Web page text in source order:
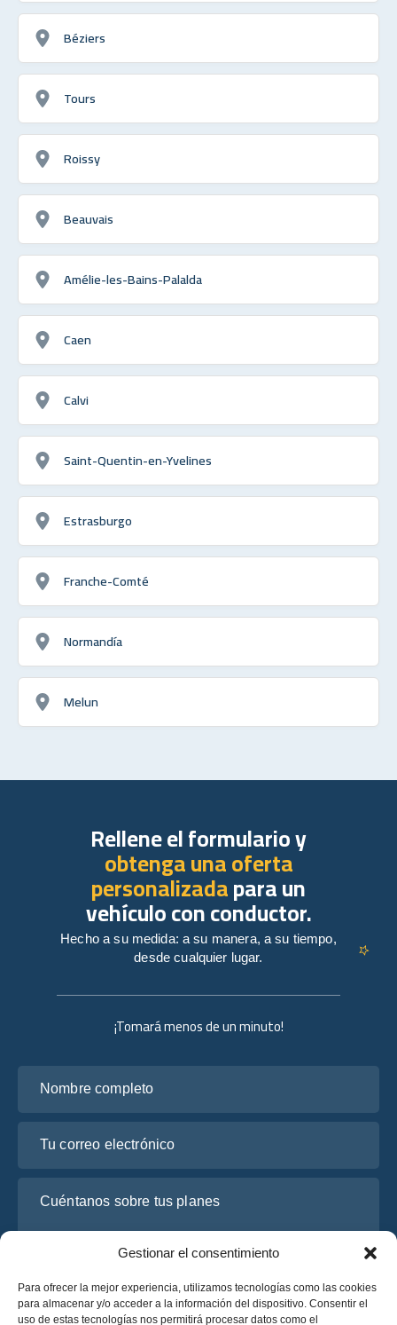
Gestionar el consentimiento
Para ofrecer la mejor experiencia, utilizamos tecnologías como las cookies
para almacenar y/o acceder a la información del dispositivo. Consentir el
uso de estas tecnologías nos permitirá procesar datos como el
Béziers
Tours
Roissy
Beauvais
Amélie-les-Bains-Palalda
Caen
Calvi
Saint-Quentin-en-Yvelines
Estrasburgo
Franche-Comté
Normandía
Melun
¡Tomará menos de un minuto!
Rellene el formulario y
obtenga una oferta
personalizadapara un
vehículo con conductor.
Hecho a su medida: a su manera, a su tiempo,
desde cualquier lugar.